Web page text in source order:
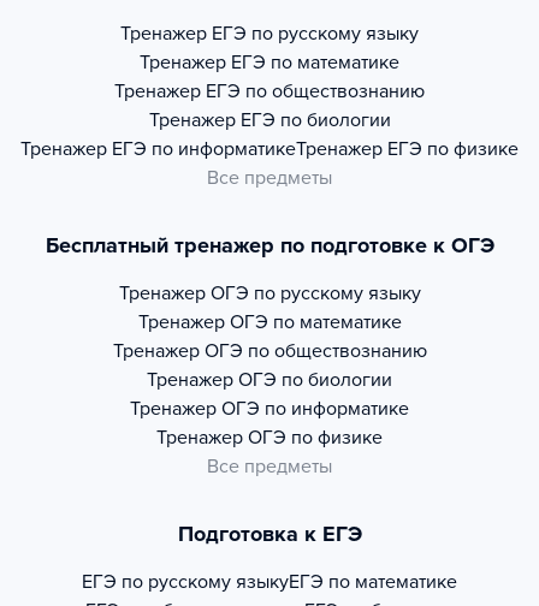
Тренажер ЕГЭ по русскому языку
Тренажер ЕГЭ по математике
Тренажер ЕГЭ по обществознанию
Тренажер ЕГЭ по биологии
Тренажер ЕГЭ по информатикеТренажер ЕГЭ по физике
Все предметы
Бесплатный тренажер по подготовке к ОГЭ
Тренажер ОГЭ по русскому языку
Тренажер ОГЭ по математике
Тренажер ОГЭ по обществознанию
Тренажер ОГЭ по биологии
Тренажер ОГЭ по информатике
Тренажер ОГЭ по физике
Все предметы
Подготовка к ЕГЭ
ЕГЭ по русскому языкуЕГЭ по математике